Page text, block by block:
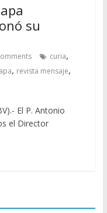
su
curia,
, revista mensaje,
El P. Antonio
el Director